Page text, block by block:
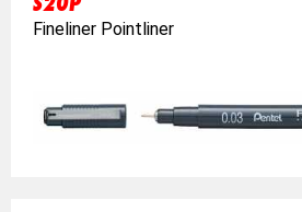
Fineliner Pointliner